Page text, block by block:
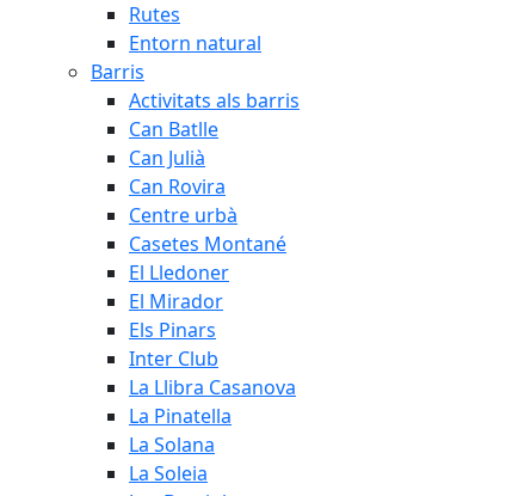
Rutes
Entorn natural
Barris
Activitats als barris
Can Batlle
Can Julià
Can Rovira
Centre urbà
Casetes Montané
El Lledoner
El Mirador
Els Pinars
Inter Club
La Llibra Casanova
La Pinatella
La Solana
La Soleia